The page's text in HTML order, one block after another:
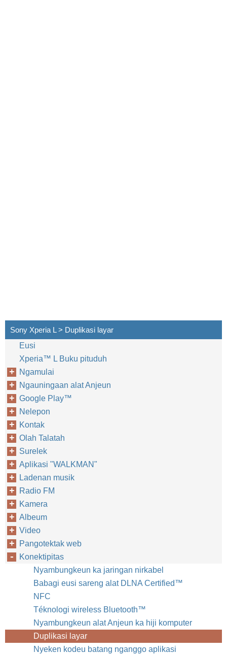
Sony Xperia L > Duplikasi layar
Eusi
Xperia™‎ L Buku pituduh
Ngamulai
Ngauningaan alat Anjeun
Google Play™‎
Nelepon
Kontak
Olah Talatah
Surelek
Aplikasi "WALKMAN"
Ladenan musik
Radio FM
Kamera
Albeum
Video
Pangotektak web
Konektipitas
Nyambungkeun ka jaringan nirkabel
Babagi eusi sareng alat DLNA Certified™‎
NFC
Téknologi wireless Bluetooth™‎
Nyambungkeun alat Anjeun ka hiji komputer
Duplikasi layar
Nyeken kodeu batang nganggo aplikasi